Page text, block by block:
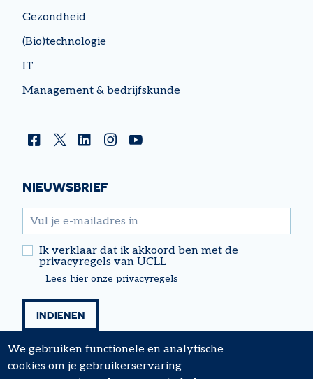
Gezondheid
(Bio)technologie
IT
Management & bedrijfskunde
NIEUWSBRIEF
email
Ik verklaar dat ik akkoord ben met de
privacyregels van UCLL
Lees hier onze privacyregels
We gebruiken functionele en analytische
cookies om je gebruikerservaring